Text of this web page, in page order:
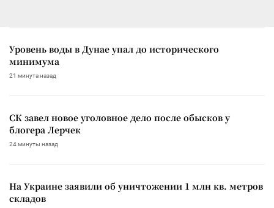
Уровень воды в Дунае упал до исторического
минимума
21 минута назад
СК завел новое уголовное дело после обысков у
блогера Лерчек
24 минуты назад
На Украине заявили об уничтожении 1 млн кв. метров
складов